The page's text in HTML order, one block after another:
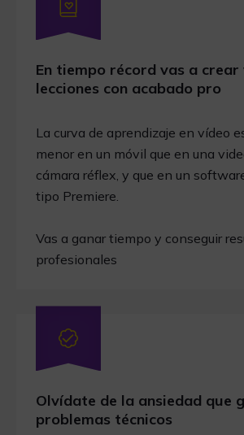
En tiempo récord vas a crear
lecciones con acabado pro
La curva de aprendizaje en vídeo
menor en un móvil que en una
cámara réflex, y que en un
tipo Premiere.
Vas a ganar tiempo y conseguir
profesionales
Olvídate de la ansiedad que
problemas técnicos